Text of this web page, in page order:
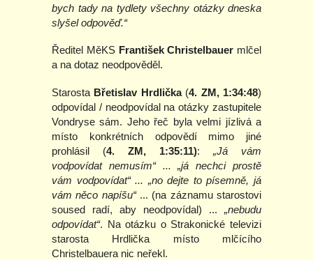
bych tady na tydlety všechny otázky dneska
slyšel odpověď.“
Ředitel MěKS František Christelbauer mlčel
a na dotaz neodpověděl.
Starosta Břetislav Hrdlička(4. ZM, 1:34:48)
odpovídal / neodpovídal na otázky zastupitele
Vondryse sám. Jeho řeč byla velmi jízlivá a
místo konkrétních odpovědí mimo jiné
prohlásil (4. ZM, 1:35:11): „Já vám
vodpovídat nemusím“ ... „já nechci prostě
vám vodpovídat“ ... „no dejte to písemně, já
vám něco napíšu“... (na záznamu starostovi
soused radí, aby neodpovídal) ... „nebudu
odpovídat“. Na otázku o Strakonické televizi
starosta Hrdlička místo mlčícího
Christelbauera nic neřekl.